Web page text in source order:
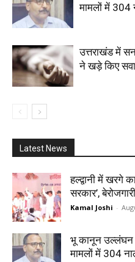
मामलों में 304
उत्तराखंड में
ने खड़े किए
Latest News
हल्द्वानी में खरगे
सरकार’,
Kamal Joshi -
भू कानून उल्लंघन
मामलों में 304